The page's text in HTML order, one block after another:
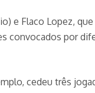
e Flaco Lopez,
convocados por
cedeu três